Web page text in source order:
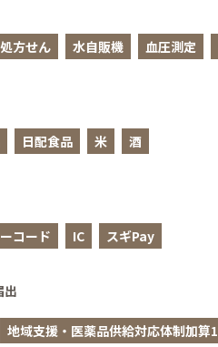
方せん 水自販機 血圧測定
日配食品 米 酒
コード IC スギPay
出
地域支援・医薬品供給対応体制加算1